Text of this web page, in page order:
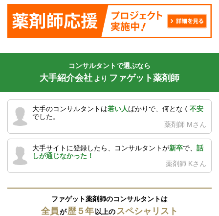
コンサルタントで選ぶなら
大手紹介会社 より ファゲット薬剤師
大手のコンサルタントは若い人ばかりで、何となく 不安
でした。
薬剤師 Mさん
大手サイトに登録したら、コンサルタントが新卒で、 話
しが通じなかった！
薬剤師 Kさん
ファゲット薬剤師のコンサルタントは
全員が歴５年以上のスペシャリスト